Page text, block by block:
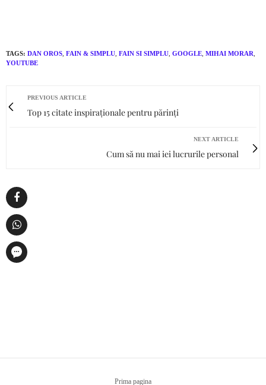
TAGS: DAN OROS FAIN & SIMPLU FAIN SI SIMPLU GOOGLE MIHAI MORAR
YOUTUBE
PREVIOUS ARTICLE
Top 15 citate inspiraționale pentru părinți
NEXT ARTICLE
Cum să nu mai iei lucrurile personal
Prima pagina